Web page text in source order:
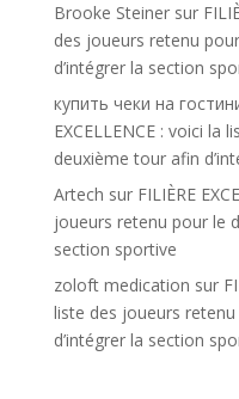
Brooke Steinersur
des joueurs retenu
d’intégrer la section
купить чеки на
EXCELLENCE : voici la
deuxième tour afin
Artech sur FILIÈRE
joueurs retenu pour le
section sportive
zoloft medication sur
liste des joueurs
d’intégrer la section